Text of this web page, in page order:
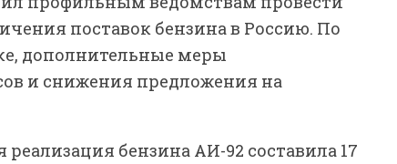
поставок бензина в Россию. По
дополнительные меры
и снижения предложения на
бензина АИ-92 составила 17